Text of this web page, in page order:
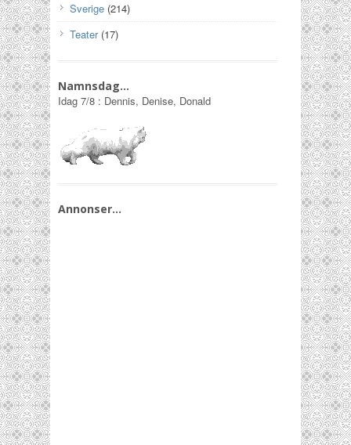
Sverige (214)
Teater(17)
Namnsdag…
Idag 7/8 : Dennis, Denise, Donald
Annonser…